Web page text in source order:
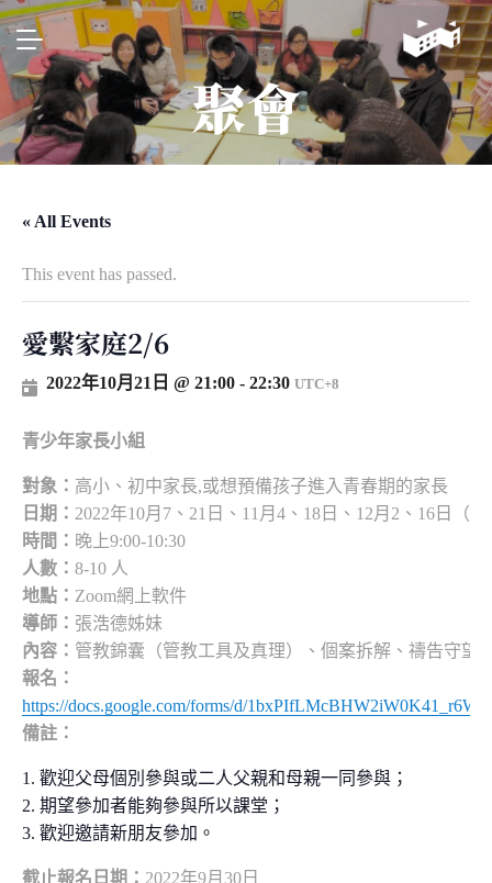
聚會
« All Events
This event has passed.
愛繫家庭2/6
2022年10月21日 @ 21:00 - 22:30 UTC+8
青少年家長小組
對象： 高小、初中家長,或想預備孩子進入青春期的家長
日期： 2022年10月7、21日、11月4、18日、12月2、16日（五
時間： 晚上9:00-10:30
人數： 8-10 人
地點： Zoom網上軟件
導師： 張浩德姊妹
內容： 管教錦囊（管教工具及真理）、個案拆解、禱告守望
報名：
https://docs.google.com/forms/d/
備註：
歡迎父母個別參與或二人父親和母親一同參與；
期望參加者能夠參與所以課堂；
歡迎邀請新朋友參加。
截止報名日期： 2022年9月30日